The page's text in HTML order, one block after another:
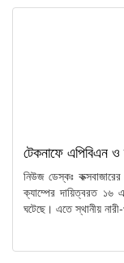
টেকনাফে এপিবিএন
নিউজ ডেস্কঃ
ক্যাম্পের দায়িত্বরত ১৬
ঘটেছে। এতে স্থানীয়